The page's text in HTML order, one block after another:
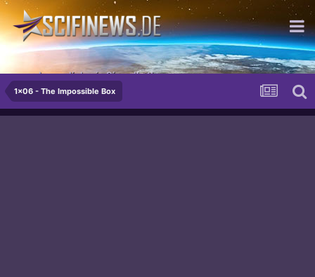
...so beweglich wie Sie selbst!
1x06 - The Impossible Box